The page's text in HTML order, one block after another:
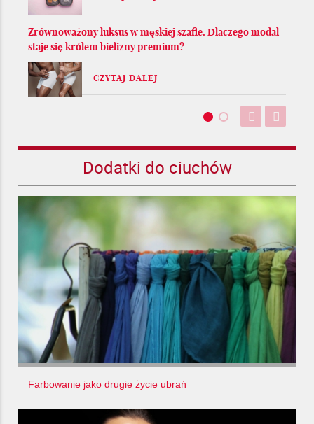
Zrównoważony luksus w męskiej szafie. Dlaczego modal
staje się królem bielizny premium?
CZYTAJ DALEJ
Dodatki do ciuchów
Farbowanie jako drugie życie ubrań